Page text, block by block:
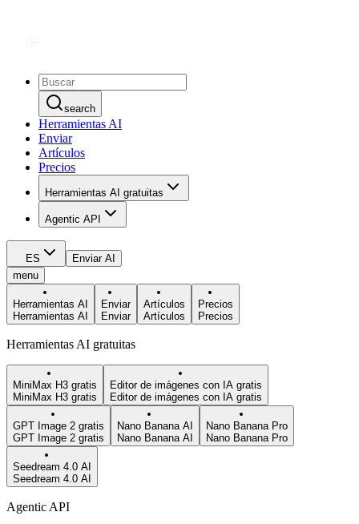
search
Herramientas AI
Enviar
Artículos
Precios
Herramientas AI gratuitas
Agentic API
ES
Enviar AI
menu
Herramientas AI
Herramientas AI
Enviar
Enviar
Artículos
Artículos
Precios
Precios
Herramientas AI gratuitas
MiniMax H3 gratis
MiniMax H3 gratis
Editor de imágenes con IA gratis
Editor de imágenes con IA gratis
GPT Image 2 gratis
GPT Image 2 gratis
Nano Banana AI
Nano Banana AI
Nano Banana Pro
Nano Banana Pro
Seedream 4.0 AI
Seedream 4.0 AI
Agentic API